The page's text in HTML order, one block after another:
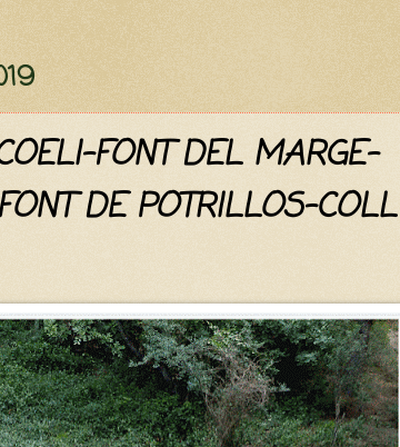
FONT DEL MARGE-
DE POTRILLOS-COLL